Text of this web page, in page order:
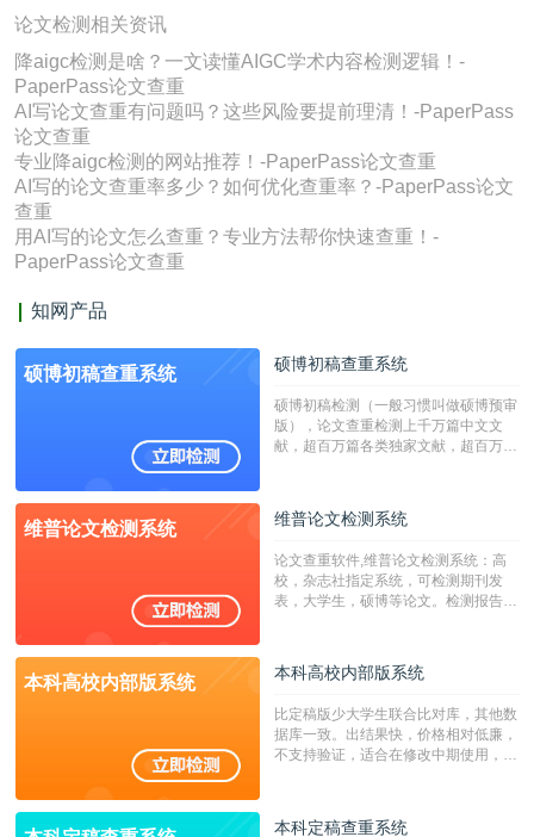
论文检测相关资讯
降aigc检测是啥？一文读懂AIGC学术内容检测逻辑！-
PaperPass论文查重
AI写论文查重有问题吗？这些风险要提前理清！-PaperPass
论文查重
专业降aigc检测的网站推荐！-PaperPass论文查重
AI写的论文查重率多少？如何优化查重率？-PaperPass论文
查重
用AI写的论文怎么查重？专业方法帮你快速查重！-
PaperPass论文查重
知网产品
硕博初稿查重系统 硕博初稿查重系统
硕博初稿检测（一般习惯叫做硕博预审
版），论文查重检测上千万篇中文文
献，超百万篇各类独家文献，超百万港
校用来检测硕博论文的系统，检测范围
广，数据来源真实，检测算法合理!本
字符数30万）
维普论文检测系统 维普论文检测系统
论文查重软件,维普论文检测系统：高
校，杂志社指定系统，可检测期刊发
表，大学生，硕博等论文。检测报告支
本科高校内部版系统 本科高校内部版系统
比定稿版少大学生联合比对库，其他数
据库一致。出结果快，价格相对低廉，
不支持验证，适合在修改中期使用，定
本科定稿查重系统